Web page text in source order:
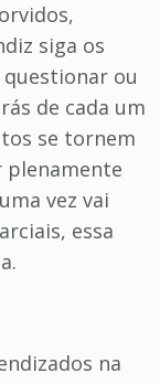
siga os
ou
de cada um
se tornem
plenamente
vez vai
essa
na